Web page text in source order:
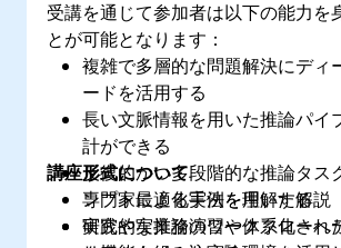
受講を通じて参加者は以下の能力を
とが可能となります：
複雑で多層的な問題解決にディ
ードを活用する
長い文脈情報を用いた推論パイ
計ができる
反復的かつ多段階的な推論タス
ンプト最適化手法を理解する
研究や実業務のワークフローへ
講座形式について
専門家による実例を用いた解説
実践的な推論演習や体系化され